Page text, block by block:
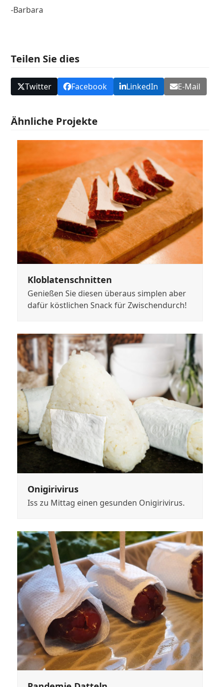
-Barbara
Teilen Sie dies
Twitter Facebook LinkedIn E-Mail
Ähnliche Projekte
Kloblatenschnitten
Genießen Sie diesen überaus simplen aber
dafür köstlichen Snack für Zwischendurch!
Onigirivirus
Iss zu Mittag einen gesunden Onigirivirus.